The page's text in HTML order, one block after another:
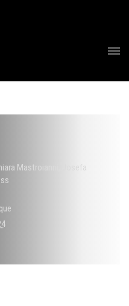
Mastroianni, Josefa